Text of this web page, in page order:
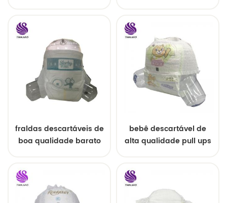
fraldas descartáveis ​​de
boa qualidade barato
bebê descartável de
alta qualidade pull ups